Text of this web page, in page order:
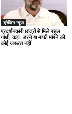
ब्रेकिंग न्यूज
प्रदर्शनकारी छात्रों से मिले राहुल
गांधी, कहा- डरने या माफी मांगने की
कोई जरूरत नहीं